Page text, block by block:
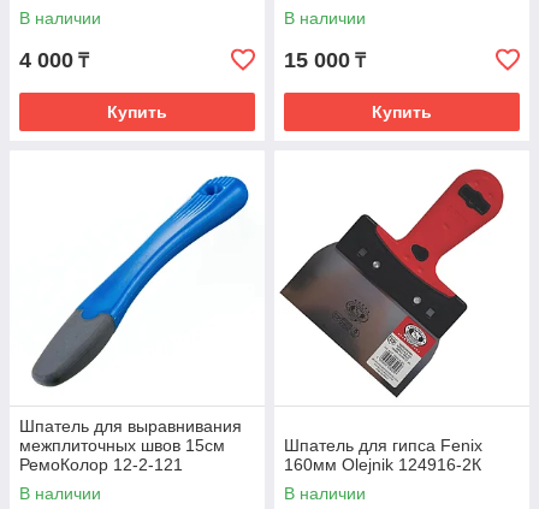
В наличии
4 000 ₸
Купить
В наличии
15 000 ₸
Купить
Шпатель для выравнивания
межплиточных швов 15см
РемоКолор 12-2-121
В наличии
Шпатель для гипса Fenix
160мм Olejnik 124916-2К
В наличии